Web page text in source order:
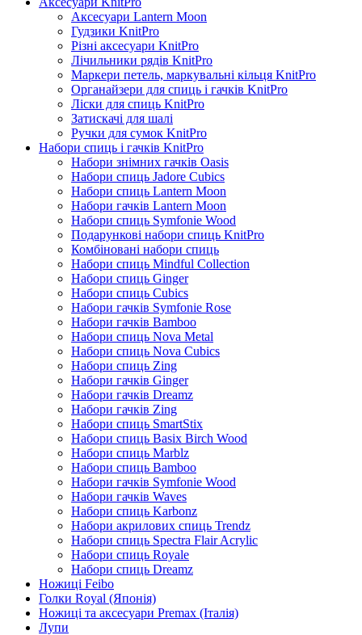
Аксесуари Lantern Moon
Гудзики KnitPro
Різні аксесуари KnitPro
Лічильники рядів KnitPro
Маркери петель, маркувальні кільця KnitPro
Органайзери для спиць і гачків KnitPro
Ліски для спиць KnitPro
Затискачі для шалі
Ручки для сумок KnitPro
Набори спиць і гачків KnitPro
Набори знімних гачків Oasis
Набори спиць Jadore Cubics
Набори спиць Lantern Moon
Набори гачків Lantern Moon
Набори спиць Symfonie Wood
Подарункові набори спиць KnitPro
Комбіновані набори спиць
Набори спиць Mindful Collection
Набори спиць Ginger
Набори спиць Cubics
Набори гачків Symfonie Rose
Набори гачків Bamboo
Набори спиць Nova Metal
Набори спиць Nova Cubics
Набори спиць Zing
Набори гачків Ginger
Набори гачків Dreamz
Набори гачків Zing
Набори спиць SmartStix
Набори спиць Basix Birch Wood
Набори спиць Marblz
Набори спиць Bamboo
Набори гачків Symfonie Wood
Набори гачків Waves
Набори спиць Karbonz
Набори акрилових спиць Trendz
Набори спиць Spectra Flair Acrylic
Набори спиць Royale
Набори спиць Dreamz
Ножиці Feibo
Голки Royal (Японія)
Ножиці та аксесуари Premax (Італія)
Лупи